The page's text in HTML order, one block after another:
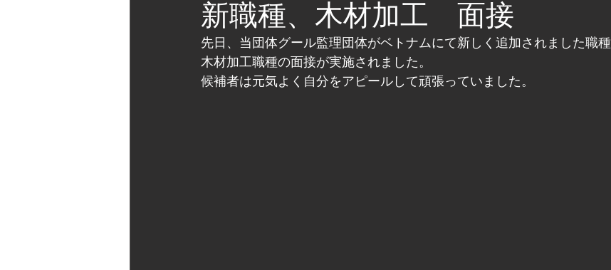
新職種、木材加工 面接
先日、当団体グール監理団体がベトナムにて新しく追加されました職種
木材加工職種の面接が実施されました。
候補者は元気よく自分をアピールして頑張っていました。